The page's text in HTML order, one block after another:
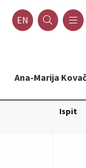
EN
Ana-Marija
Ispit